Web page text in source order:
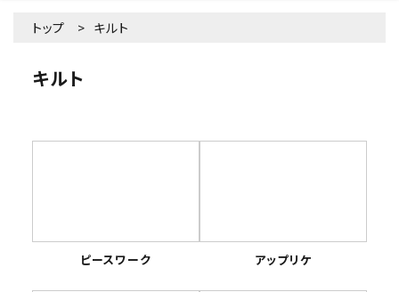
ACCOUNT MENU
ようこそ ゲスト 様
meeting_room ログイン
search
商品カテゴリー
トップ キルト
キルト
ピースワーク アップリケ